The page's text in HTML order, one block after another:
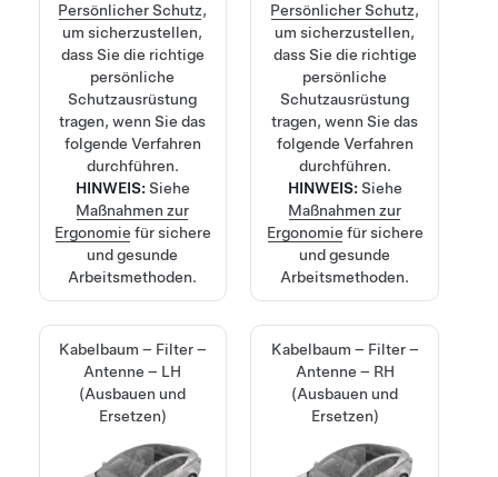
Persönlicher Schutz,
um sicherzustellen,
dass Sie die richtige
persönliche
Schutzausrüstung
tragen, wenn Sie das
folgende Verfahren
durchführen.
HINWEIS: Siehe
Maßnahmen zur
Ergonomie für sichere
und gesunde
Arbeitsmethoden.
Persönlicher Schutz,
um sicherzustellen,
dass Sie die richtige
persönliche
Schutzausrüstung
tragen, wenn Sie das
folgende Verfahren
durchführen.
HINWEIS: Siehe
Maßnahmen zur
Ergonomie für sichere
und gesunde
Arbeitsmethoden.
Kabelbaum – Filter –
Antenne – LH
(Ausbauen und
Ersetzen)
Kabelbaum – Filter –
Antenne – RH
(Ausbauen und
Ersetzen)